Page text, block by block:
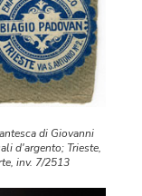
di Giovanni
d'argento; Trieste,
inv. 7/2513